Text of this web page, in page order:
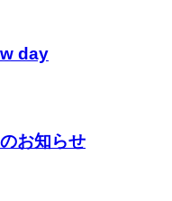
day
お知らせ